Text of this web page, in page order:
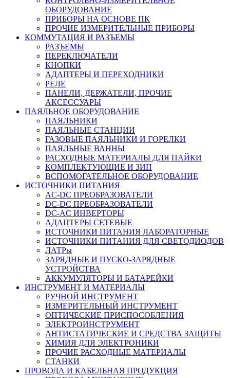
ОБОРУДОВАНИЕ
ПРИБОРЫ НА ОСНОВЕ ПК
ПРОЧИЕ ИЗМЕРИТЕЛЬНЫЕ ПРИБОРЫ
КОММУТАЦИЯ И РАЗЪЕМЫ
РАЗЪЕМЫ
ПЕРЕКЛЮЧАТЕЛИ
КНОПКИ
АДАПТЕРЫ И ПЕРЕХОДНИКИ
РЕЛЕ
ПАНЕЛИ, ДЕРЖАТЕЛИ, ПРОЧИЕ
АКСЕССУАРЫ
ПАЯЛЬНОЕ ОБОРУДОВАНИЕ
ПАЯЛЬНИКИ
ПАЯЛЬНЫЕ СТАНЦИИ
ГАЗОВЫЕ ПАЯЛЬНИКИ И ГОРЕЛКИ
ПАЯЛЬНЫЕ ВАННЫ
РАСХОДНЫЕ МАТЕРИАЛЫ ДЛЯ ПАЙКИ
КОМПЛЕКТУЮЩИЕ И ЗИП
ВСПОМОГАТЕЛЬНОЕ ОБОРУДОВАНИЕ
ИСТОЧНИКИ ПИТАНИЯ
AC-DC ПРЕОБРАЗОВАТЕЛИ
DC-DC ПРЕОБРАЗОВАТЕЛИ
DC-AC ИНВЕРТОРЫ
АДАПТЕРЫ СЕТЕВЫЕ
ИСТОЧНИКИ ПИТАНИЯ ЛАБОРАТОРНЫЕ
ИСТОЧНИКИ ПИТАНИЯ ДЛЯ СВЕТОДИОДОВ
ЛАТРы
ЗАРЯДНЫЕ И ПУСКО-ЗАРЯДНЫЕ
УСТРОЙСТВА
АККУМУЛЯТОРЫ И БАТАРЕЙКИ
ИНСТРУМЕНТ И МАТЕРИАЛЫ
РУЧНОЙ ИНСТРУМЕНТ
ИЗМЕРИТЕЛЬНЫЙ ИНСТРУМЕНТ
ОПТИЧЕСКИЕ ПРИСПОСОБЛЕНИЯ
ЭЛЕКТРОИНСТРУМЕНТ
АНТИСТАТИЧЕСКИЕ И СРЕДСТВА ЗАЩИТЫ
ХИМИЯ ДЛЯ ЭЛЕКТРОНИКИ
ПРОЧИЕ РАСХОДНЫЕ МАТЕРИАЛЫ
СТАНКИ
ПРОВОДА И КАБЕЛЬНАЯ ПРОДУКЦИЯ